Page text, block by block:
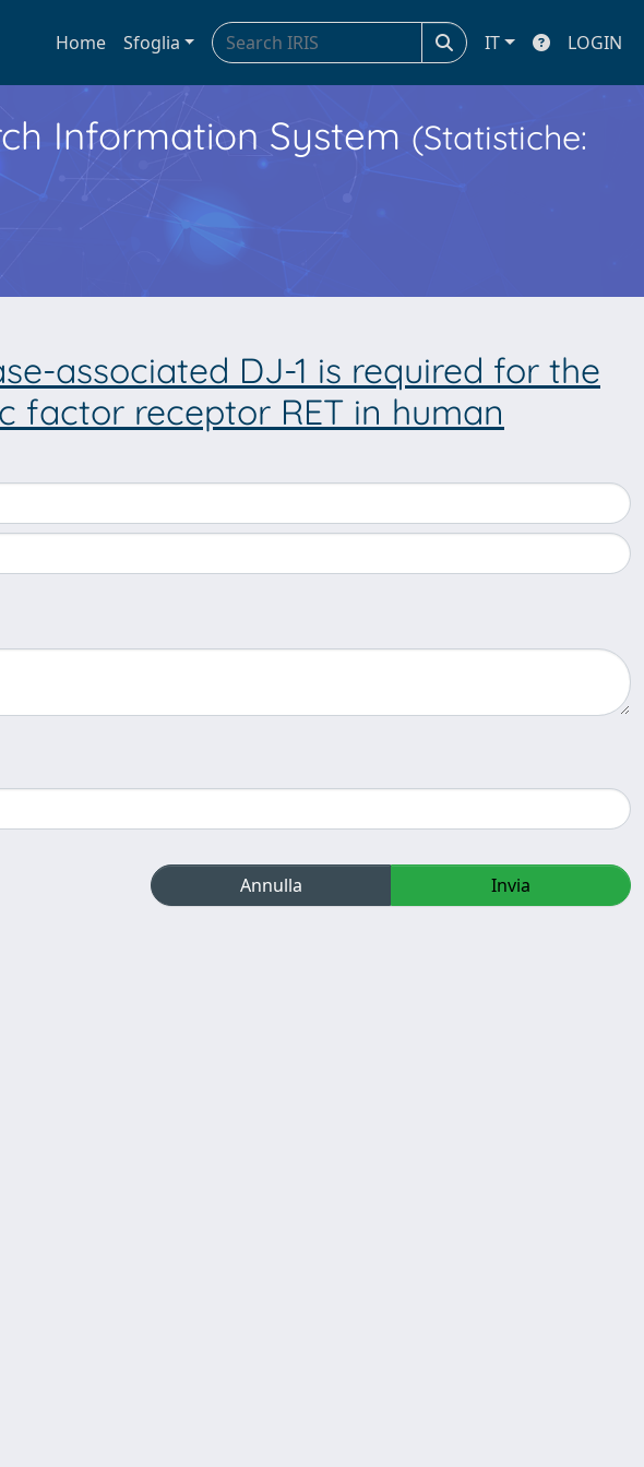
Home Sfoglia IT LOGIN
Information System (Statistiche:
associated DJ-1 is required for the
factor receptor RET in human
Annulla Invia